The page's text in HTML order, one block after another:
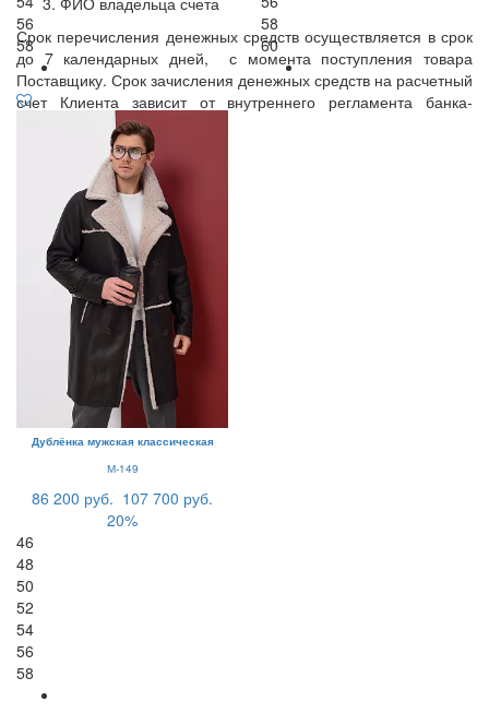
Срок перечисления денежных средств осуществляется в срок
до 7 календарных дней, с момента поступления товара
Поставщику. Срок зачисления денежных средств на расчетный
счет Клиента зависит от внутреннего регламента банка-
56
58
58
60
Дублёнка мужская классическая
М-149
86 200 руб. 107 700 руб.
20%
46
48
50
52
54
56
58